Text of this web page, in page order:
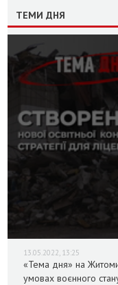
ТЕМИ ДНЯ
13.05.2022, 13:25
«Тема дня» на
умовах воєнного